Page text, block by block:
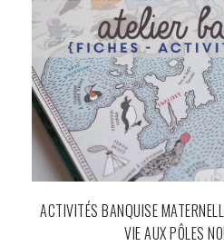
ACTIVITÉS BANQUISE
VIE AUX PÔLES